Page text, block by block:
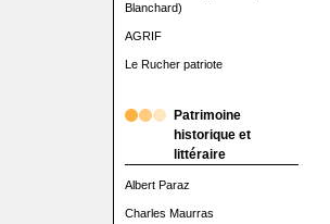
Blanchard)
AGRIF
Le Rucher patriote
Patrimoine
historique et
littéraire
Albert Paraz
Charles Maurras